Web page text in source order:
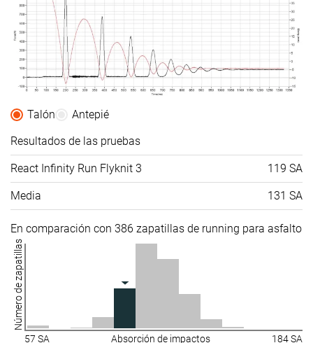
la rigidez de la
mediasuela
en frío
Durabilidad
de la parte
Decente Buena
del acolchado
del talón
Durabilidad
de la suela
exterior
- Decente -
Transpirabilidad
Anchura /
ajuste
Anchura de la
parte
delantera
Talón
Antepié
Resultados de las pruebas
React Infinity Run Flyknit 3 119 SA
Media 131 SA
En comparación con 386 zapatillas de running para asfalto
Número de zapatillas
57 SA Absorción de impactos 184 SA